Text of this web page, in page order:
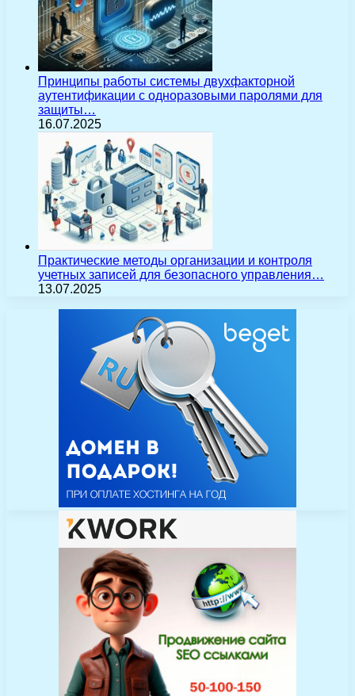
Принципы работы системы двухфакторной
аутентификации с одноразовыми паролями для
защиты…
16.07.2025
Практические методы организации и контроля
учетных записей для безопасного управления…
13.07.2025